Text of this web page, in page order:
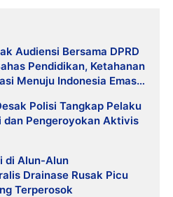
Audiensi Bersama DPRD
Pendidikan, Ketahanan
Menuju Indonesia Emas
Polisi Tangkap Pelaku
dan Pengeroyokan Aktivis
di Alun-Alun
Drainase Rusak Picu
Terperosok